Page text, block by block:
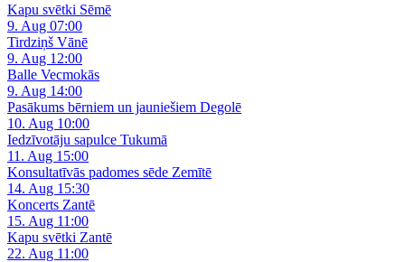
Kapu svētki Sēmē
9. Aug 07:00
Tirdziņš Vānē
9. Aug 12:00
Balle Vecmokās
9. Aug 14:00
Pasākums bērniem un jauniešiem Degolē
10. Aug 10:00
Iedzīvotāju sapulce Tukumā
11. Aug 15:00
Konsultatīvās padomes sēde Zemītē
14. Aug 15:30
Koncerts Zantē
15. Aug 11:00
Kapu svētki Zantē
22. Aug 11:00